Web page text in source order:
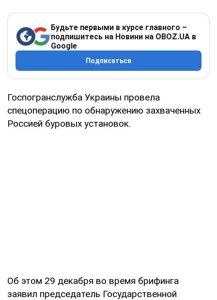
Будьте первыми в курсе главного –
подпишитесь на Новини на OBOZ.UA в
Google
Подписаться
Госпогранслужба Украины провела
спецоперацию по обнаружению захваченных
Россией буровых установок.
Об этом 29 декабря во время брифинга
заявил председатель Государственной